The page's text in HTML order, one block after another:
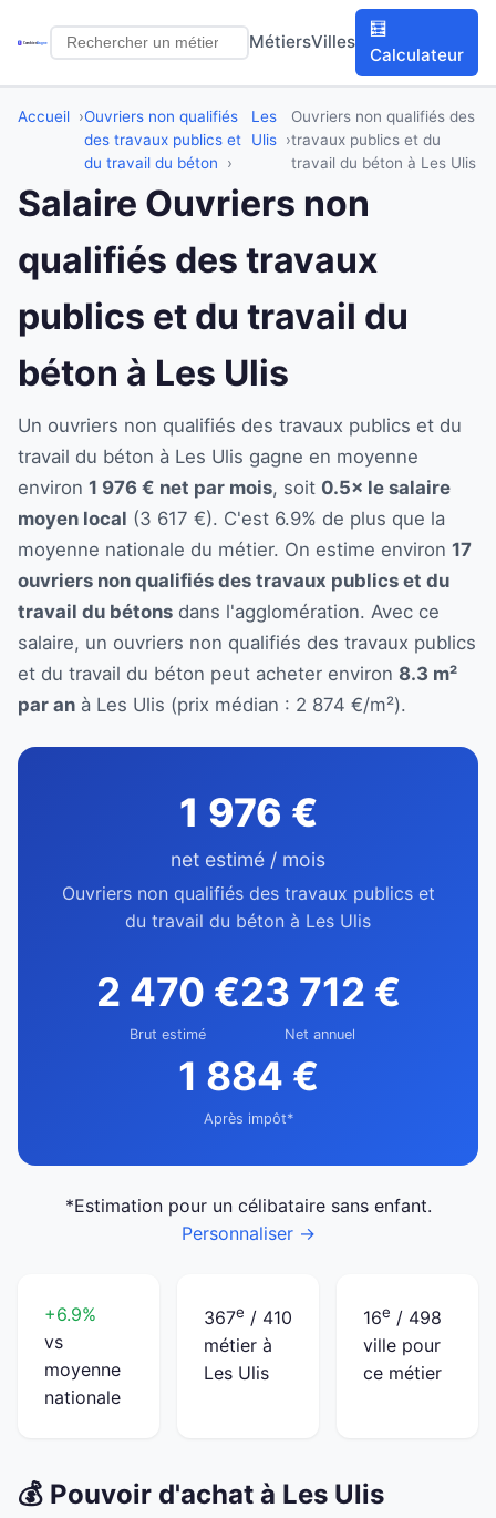
MétiersVilles
🧮
Calculateur
Accueil
Ouvriers non qualifiés
des travaux publics et
du travail du béton
Les
Ulis
Ouvriers non qualifiés des
travaux publics et du
travail du béton à Les Ulis
Salaire Ouvriers non
qualifiés des travaux
publics et du travail du
béton à Les Ulis
Un ouvriers non qualifiés des travaux publics et du
travail du béton à Les Ulis gagne en moyenne
environ 1 976 € net par mois, soit 0.5× le salaire
moyen local (3 617 €). C'est 6.9% de plus que la
moyenne nationale du métier. On estime environ 17
ouvriers non qualifiés des travaux publics et du
travail du bétons dans l'agglomération. Avec ce
salaire, un ouvriers non qualifiés des travaux publics
et du travail du béton peut acheter environ 8.3 m²
par an à Les Ulis (prix médian : 2 874 €/m²).
1 976 €
net estimé / mois
Ouvriers non qualifiés des travaux publics et
du travail du béton à Les Ulis
2 470 €
Brut estimé
23 712 €
Net annuel
1 884 €
Après impôt*
*Estimation pour un célibataire sans enfant.
Personnaliser →
+6.9%
vs
moyenne
nationale
367e / 410
métier à
Les Ulis
16e / 498
ville pour
ce métier
💰 Pouvoir d'achat à Les Ulis